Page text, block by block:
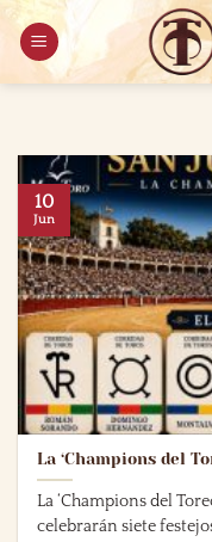
Saltar
contenido
La ‘Champions del
La ‘Champions del
celebrarán siete
10
Jun